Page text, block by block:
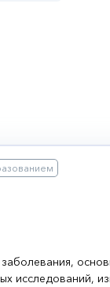
исследований,